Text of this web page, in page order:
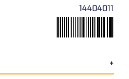
14404011